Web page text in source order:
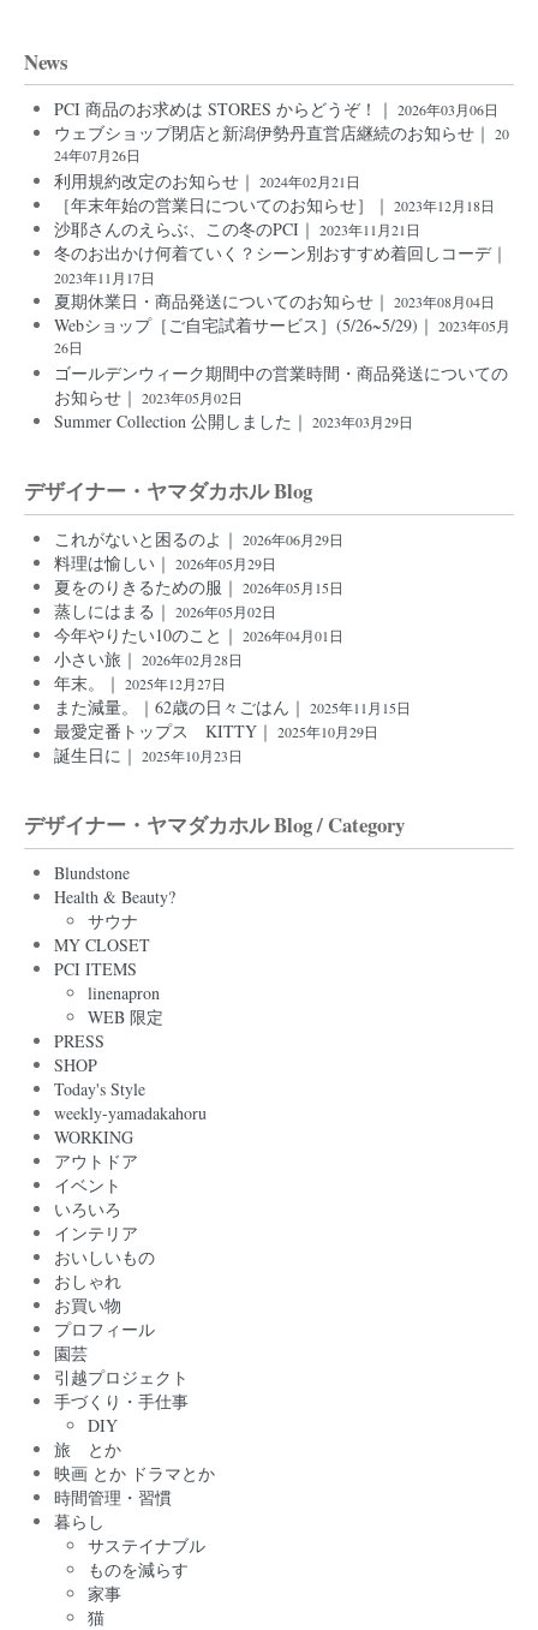
News
PCI 商品のお求めは STORES からどうぞ！｜ 2026年03月06日
ウェブショップ閉店と新潟伊勢丹直営店継続のお知らせ｜ 20
24年07月26日
利用規約改定のお知らせ｜ 2024年02月21日
［年末年始の営業日についてのお知らせ］｜ 2023年12月18日
沙耶さんのえらぶ、この冬のPCI｜ 2023年11月21日
冬のお出かけ何着ていく？シーン別おすすめ着回しコーデ｜
2023年11月17日
夏期休業日・商品発送についてのお知らせ｜ 2023年08月04日
Webショップ［ご自宅試着サービス］(5/26~5/29)｜ 2023年05月
26日
ゴールデンウィーク期間中の営業時間・商品発送についての
お知らせ｜ 2023年05月02日
Summer Collection 公開しました｜ 2023年03月29日
デザイナー・ヤマダカホル Blog
これがないと困るのよ｜ 2026年06月29日
料理は愉しい｜ 2026年05月29日
夏をのりきるための服｜ 2026年05月15日
蒸しにはまる｜ 2026年05月02日
今年やりたい10のこと｜ 2026年04月01日
小さい旅｜ 2026年02月28日
年末。｜ 2025年12月27日
また減量。｜62歳の日々ごはん｜ 2025年11月15日
最愛定番トップス KITTY｜ 2025年10月29日
誕生日に｜ 2025年10月23日
デザイナー・ヤマダカホル Blog / Category
Blundstone
Health & Beauty?
サウナ
MY CLOSET
PCI ITEMS
linenapron
WEB 限定
PRESS
SHOP
Today's Style
weekly-yamadakahoru
WORKING
アウトドア
イベント
いろいろ
インテリア
おいしいもの
おしゃれ
お買い物
プロフィール
園芸
引越プロジェクト
手づくり・手仕事
DIY
旅 とか
映画 とか ドラマとか
時間管理・習慣
暮らし
サステイナブル
ものを減らす
家事
猫